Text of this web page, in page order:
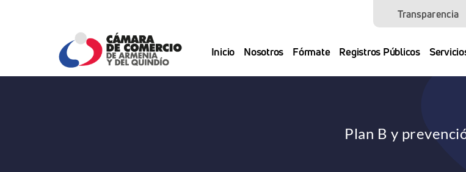
Transparencia
Inicio Nosotros Fórmate Registros Públicos
Plan B y